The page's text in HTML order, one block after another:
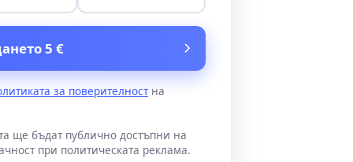
5 €
за поверителностна
ще бъдат публично достъпни на
при политическата реклама.